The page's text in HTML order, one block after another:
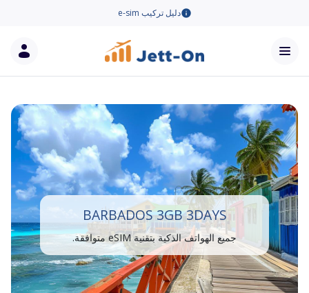
دليل تركيب e-sim
BARBADOS 3GB 3DAYS
جميع الهواتف الذكية بتقنية eSIM متوافقة.